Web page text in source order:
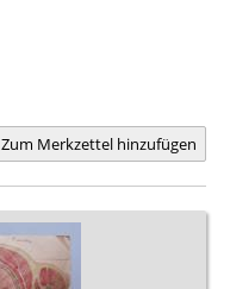
Zum Merkzettel hinzufügen